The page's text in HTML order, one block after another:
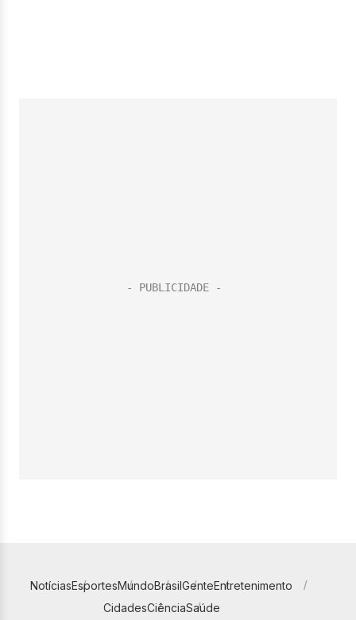
NotíciasEsportesMundoBrasilGenteEntretenimento
CidadesCiênciaSaúde